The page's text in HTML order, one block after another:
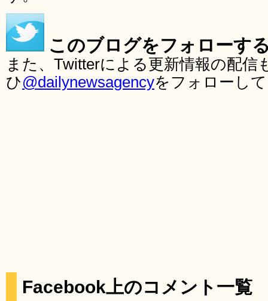
このブログをフォローす
また、Twitterによる更新情報の配
ひ@dailynewsagencyをフォローし
Facebook上のコメント一覧